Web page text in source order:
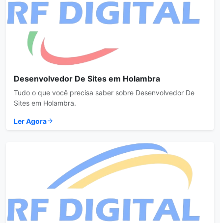
Desenvolvedor De Sites em Holambra
Tudo o que você precisa saber sobre Desenvolvedor De
Sites em Holambra.
Ler Agora